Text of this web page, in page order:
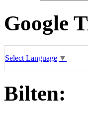
Google
Select Language ▼
Bilten: